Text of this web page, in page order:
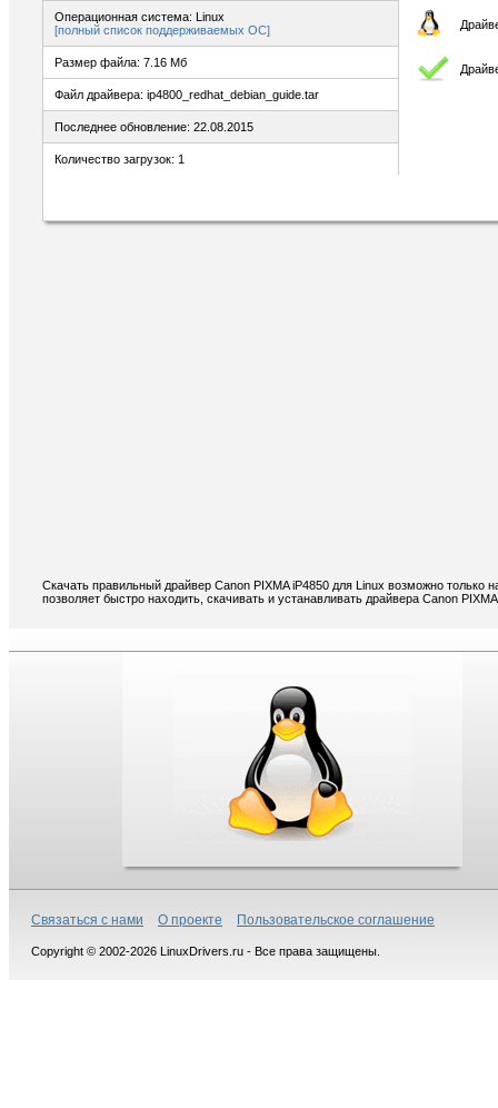
Операционная система: Linux
[полный список поддерживаемых ОС]
Размер файла: 7.16 Мб
Файл драйвера: ip4800_redhat_debian_guide.tar
Последнее обновление: 22.08.2015
Количество загрузок: 1
Скачать правильный драйвер Canon PIXMA iP4850 для Linux возможно только
позволяет быстро находить, скачивать и устанавливать драйвера Canon
Связаться с нами О проекте Пользовательское соглашение
Copyright © 2002-2026 LinuxDrivers.ru - Все права защищены.